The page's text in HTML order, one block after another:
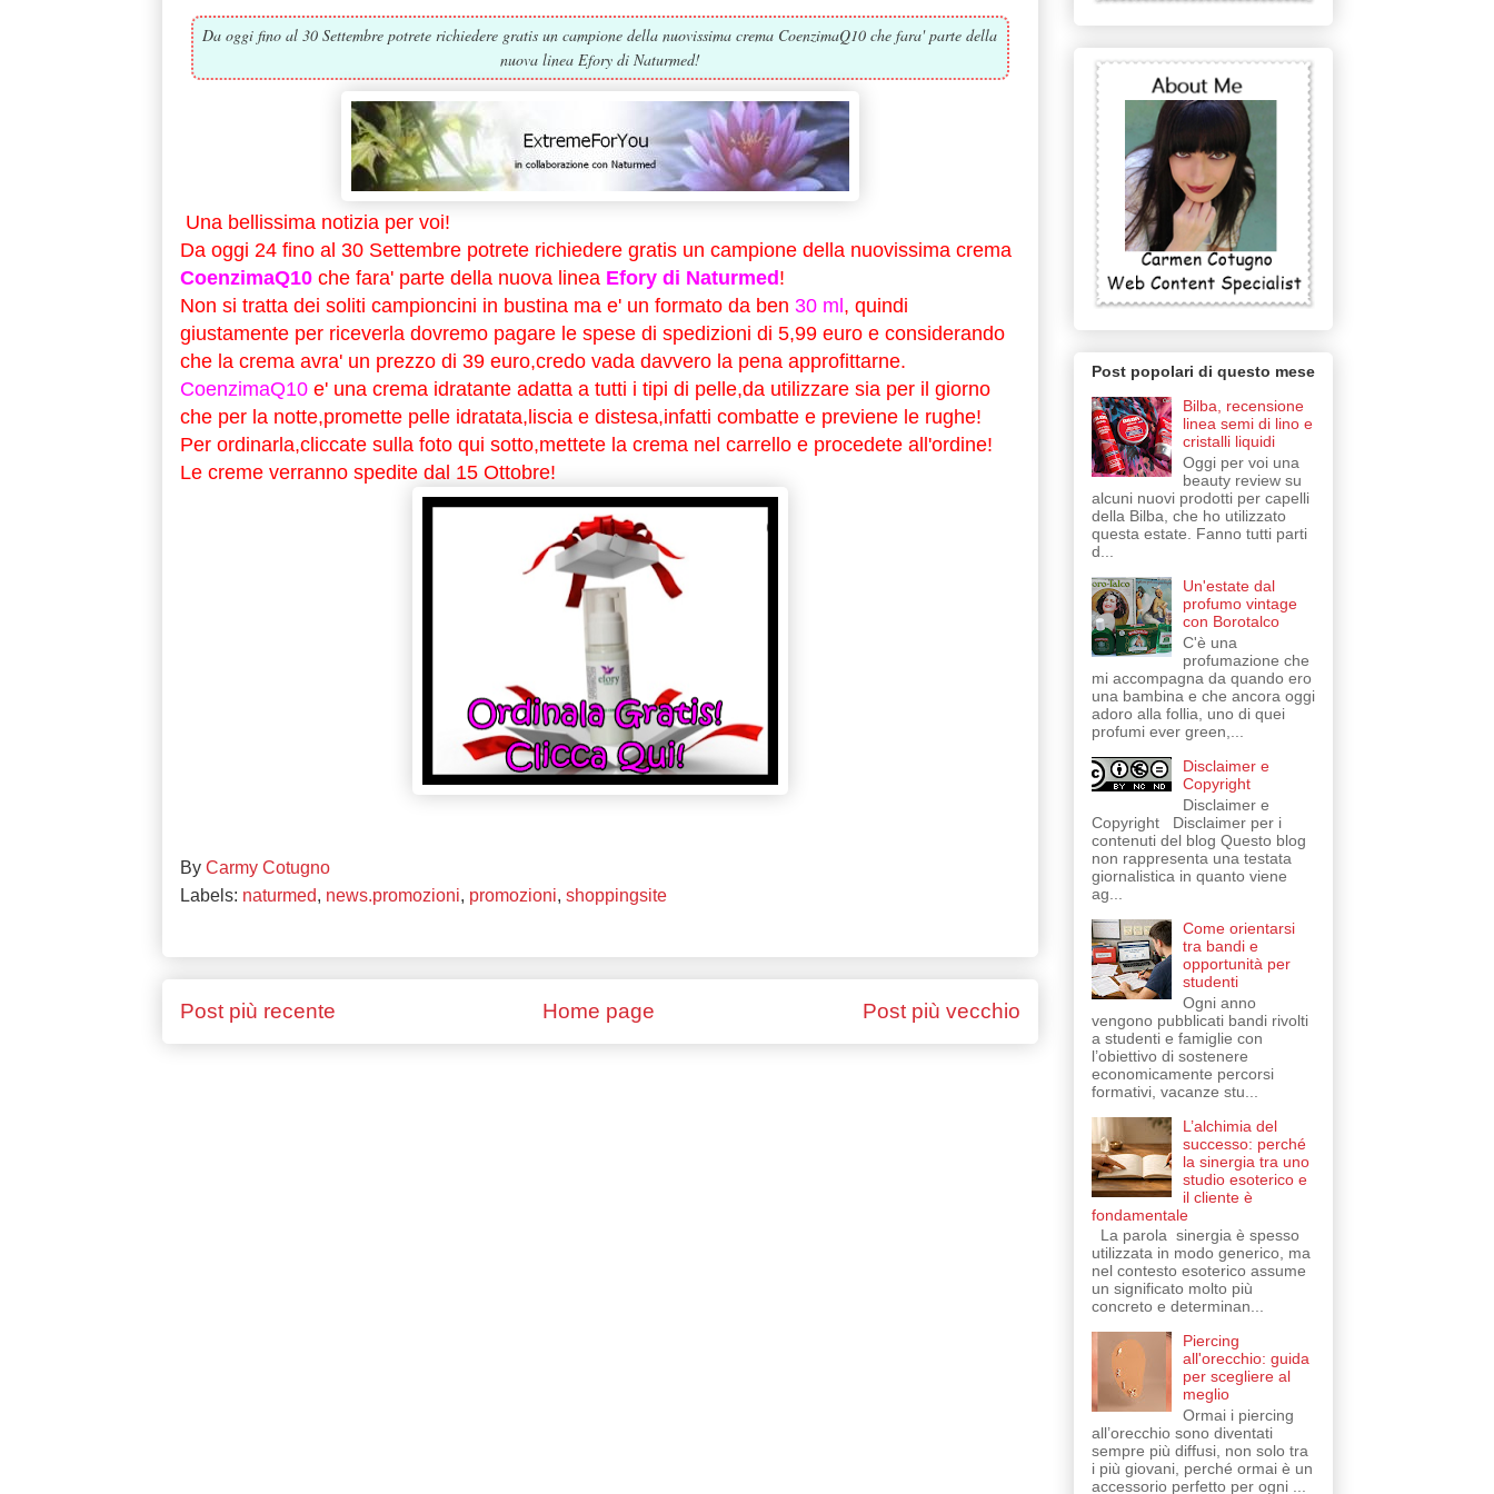
Da oggi fino al 30 Settembre potrete richiedere gratis un campione della nuovissima crema CoenzimaQ10 che fara' parte della
nuova linea Efory di Naturmed!
Una bellissima notizia per voi!
Da oggi 24 fino al 30 Settembre potrete richiedere gratis un campione della nuovissima crema
CoenzimaQ10che fara' parte della nuova linea Efory di Naturmed !
Non si tratta dei soliti campioncini in bustina ma e' un formato da ben 30 ml , quindi
giustamente per riceverla dovremo pagare le spese di spedizioni di 5,99 euro e considerando
che la crema avra' un prezzo di 39 euro,credo vada davvero la pena approfittarne.
CoenzimaQ10 e' una crema idratante adatta a tutti i tipi di pelle,da utilizzare sia per il giorno
che per la notte,promette pelle idratata,liscia e distesa,infatti combatte e previene le rughe!
Per ordinarla,cliccate sulla foto qui sotto,mettete la crema nel carrello e procedete all'ordine!
Le creme verranno spedite dal 15 Ottobre!
By Carmy Cotugno
Labels: naturmed, news.promozioni, promozioni, shoppingsite
Post più recente Post più vecchio
Home page
Post popolari di questo mese
Bilba, recensione
linea semi di lino e
cristalli liquidi
Oggi per voi una
beauty review su
alcuni nuovi prodotti per capelli
della Bilba, che ho utilizzato
questa estate. Fanno tutti parti
d...
Un'estate dal
profumo vintage
con Borotalco
C'è una
profumazione che
mi accompagna da quando ero
una bambina e che ancora oggi
adoro alla follia, uno di quei
profumi ever green,...
Disclaimer e
Copyright
Disclaimer e
Copyright Disclaimer per i
contenuti del blog Questo blog
non rappresenta una testata
giornalistica in quanto viene
ag...
Come orientarsi
tra bandi e
opportunità per
studenti
Ogni anno
vengono pubblicati bandi rivolti
a studenti e famiglie con
l’obiettivo di sostenere
economicamente percorsi
formativi, vacanze stu...
L’alchimia del
successo: perché
la sinergia tra uno
studio esoterico e
il cliente è
fondamentale
La parola sinergia è spesso
utilizzata in modo generico, ma
nel contesto esoterico assume
un significato molto più
concreto e determinan...
Piercing
all'orecchio: guida
per scegliere al
meglio
Ormai i piercing
all’orecchio sono diventati
sempre più diffusi, non solo tra
i più giovani, perché ormai è un
accessorio perfetto per ogni ...